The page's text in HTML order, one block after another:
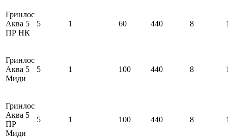
Гринлос
Аква 5
ПР НК
5 1 60 440 8
Гринлос
Аква 5
Миди
5 1 100 440 8
Гринлос
Аква 5
ПР
Миди
5 1 100 440 8